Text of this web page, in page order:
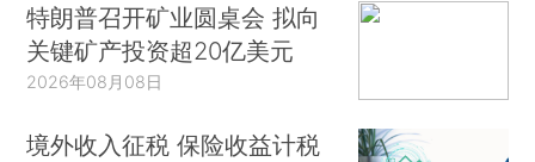
特朗普召开矿业圆桌会 拟向
关键矿产投资超20亿美元
2026年08月08日
境外收入征税 保险收益计税